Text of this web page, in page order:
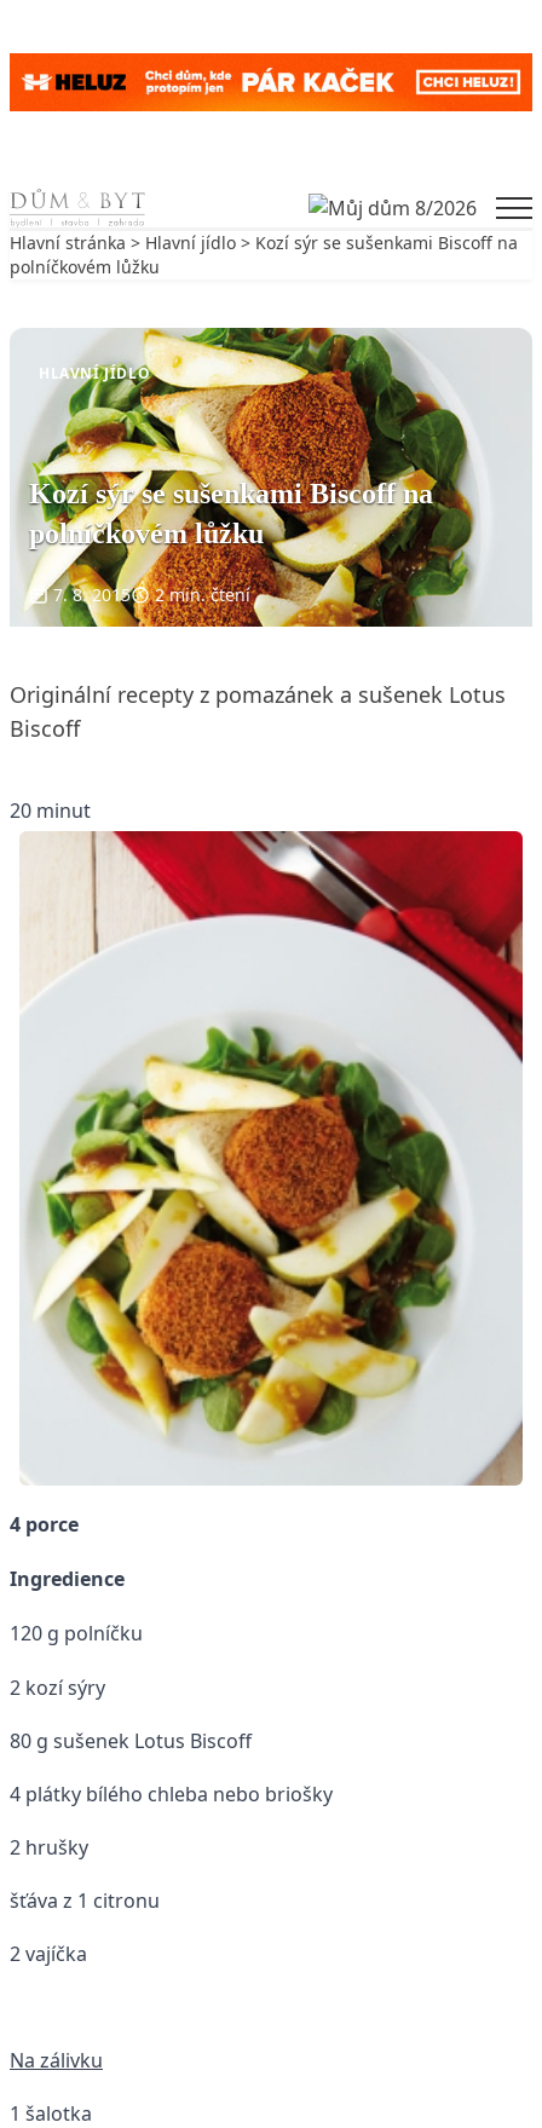
Skip to content
Hlavní stránka > Hlavní jídlo > Kozí sýr se sušenkami Biscoff na
polníčkovém lůžku
HLAVNÍ JÍDLO
Kozí sýr se sušenkami Biscoff na
polníčkovém lůžku
7. 8. 2015 2 min. čtení
Originální recepty z pomazánek a sušenek Lotus
Biscoff
20 minut
4 porce
Ingredience
120 g polníčku
2 kozí sýry
80 g sušenek Lotus Biscoff
4 plátky bílého chleba nebo briošky
2 hrušky
šťáva z 1 citronu
2 vajíčka
Na zálivku
1 šalotka